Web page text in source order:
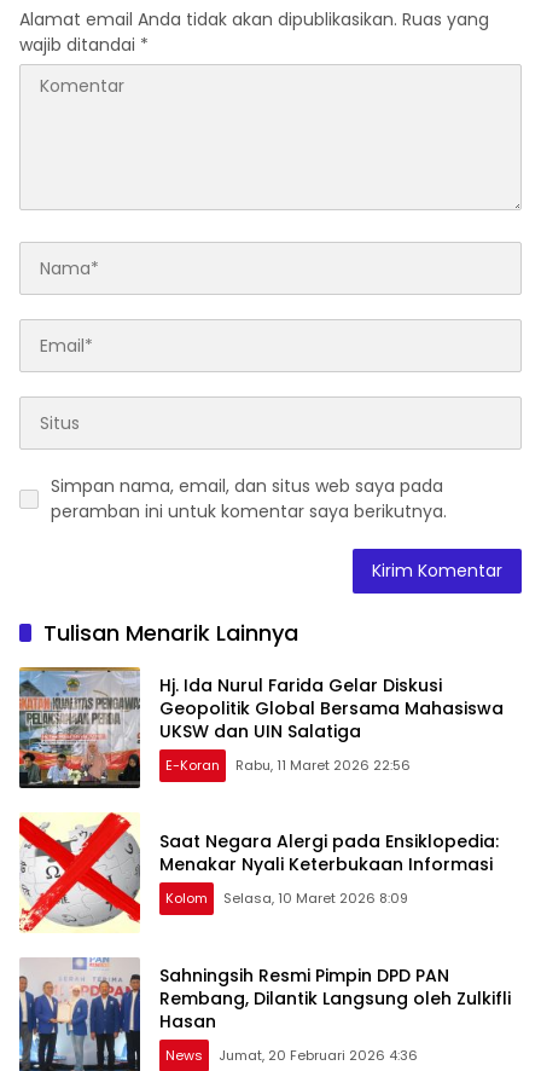
Alamat email Anda tidak akan dipublikasikan. Ruas yang
wajib ditandai *
Simpan nama, email, dan situs web saya pada
peramban ini untuk komentar saya berikutnya.
Tulisan Menarik Lainnya
Hj. Ida Nurul Farida Gelar Diskusi
Geopolitik Global Bersama Mahasiswa
UKSW dan UIN Salatiga
E-Koran Rabu, 11 Maret 2026 22:56
Saat Negara Alergi pada Ensiklopedia:
Menakar Nyali Keterbukaan Informasi
Kolom Selasa, 10 Maret 2026 8:09
Sahningsih Resmi Pimpin DPD PAN
Rembang, Dilantik Langsung oleh Zulkifli
Hasan
News Jumat, 20 Februari 2026 4:36